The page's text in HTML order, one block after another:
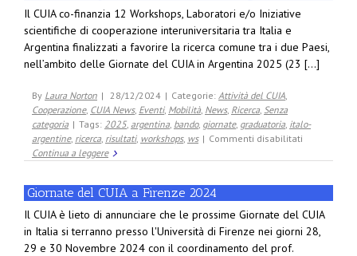
del
CUIA
en
Argentina
Il CUIA co-finanzia 12 Workshops, Laboratori e/o Iniziative
scientifiche di cooperazione interuniversitaria tra Italia e
Argentina finalizzati a favorire la ricerca comune tra i due Paesi,
nell’ambito delle Giornate del CUIA in Argentina 2025 (23 [...]
By Laura Norton | 28/12/2024 | Categorie: Attività del CUIA,
Cooperazione, CUIA News, Eventi, Mobilità, News, Ricerca, Senza
categoria | Tags: 2025, argentina, bando, giornate, graduatoria, italo-
argentine, ricerca, risultati, workshops, ws | Commenti disabilitati
bando
cofinanziati
Continua a leggere
Giornate del CUIA a Firenze 2024
Il CUIA è lieto di annunciare che le prossime Giornate del CUIA
in Italia si terranno presso l'Università di Firenze nei giorni 28,
29 e 30 Novembre 2024 con il coordinamento del prof.